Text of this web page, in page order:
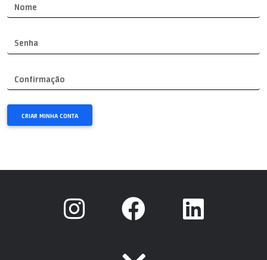
Nome
Senha
Confirmação
CRIAR MINHA CONTA